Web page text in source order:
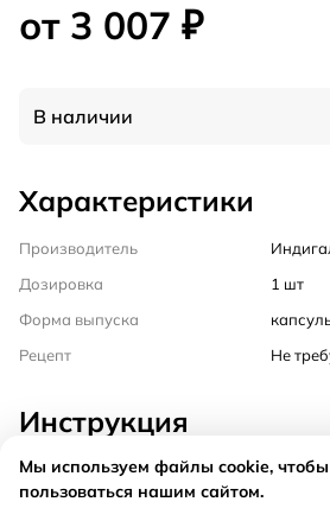
от 3 007 ₽
В наличии
Характеристики
Производитель
Дозировка
1 шт
Форма выпуска
Рецепт
Не
Инструкция
Состав
Мы используем файлы cookie,
пользоваться нашим сайтом.